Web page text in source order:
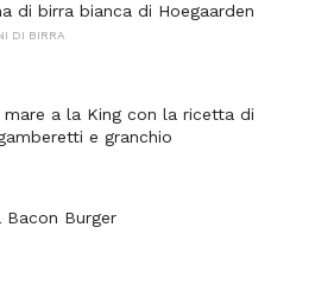
di birra bianca di Hoegaarden
DI BIRRA
mare a la King con la ricetta di
e granchio
Bacon Burger